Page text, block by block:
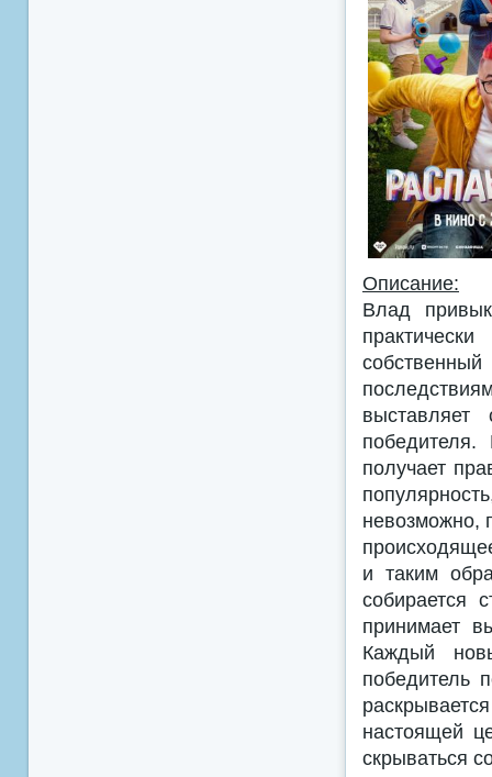
Описание:
Влад
получает
невозможно,
и таким
собирается
принимает
Каждый
победитель
настоящей
скрываться